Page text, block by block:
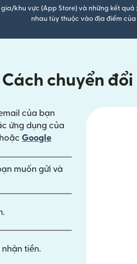
khu vực (App Store) và những kết
nhau tùy thuộc vào địa điểm
Cách chuyển đổi
của bạn
trong cửa sổ mới)
ứng dụng của
(mở trong cửa sổ mới)
hoặc Google
muốn gửi và
tiền.